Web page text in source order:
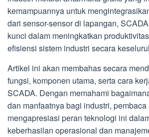
kemampuannya untuk
dari sensor-sensor di lapangan,
kunci dalam meningkatkan
efisiensi sistem industri secara
Artikel ini akan membahas secara
fungsi, komponen utama, serta cara
SCADA. Dengan memahami
dan manfaatnya bagi industri,
mengapresiasi peran teknologi ini
keberhasilan operasional dan